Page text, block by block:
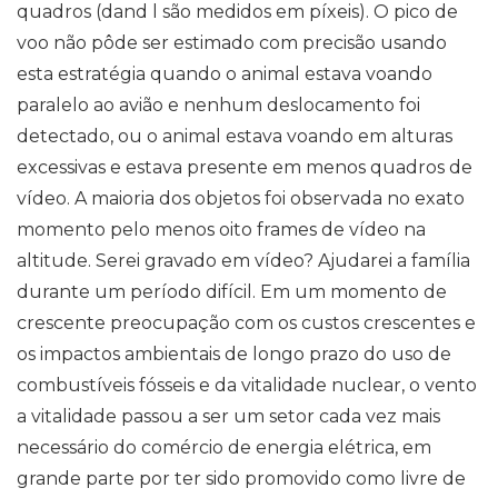
quadros (dand l são medidos em píxeis). O pico de
voo não pôde ser estimado com precisão usando
esta estratégia quando o animal estava voando
paralelo ao avião e nenhum deslocamento foi
detectado, ou o animal estava voando em alturas
excessivas e estava presente em menos quadros de
vídeo. A maioria dos objetos foi observada no exato
momento pelo menos oito frames de vídeo na
altitude. Serei gravado em vídeo? Ajudarei a família
durante um período difícil. Em um momento de
crescente preocupação com os custos crescentes e
os impactos ambientais de longo prazo do uso de
combustíveis fósseis e da vitalidade nuclear, o vento
a vitalidade passou a ser um setor cada vez mais
necessário do comércio de energia elétrica, em
grande parte por ter sido promovido como livre de